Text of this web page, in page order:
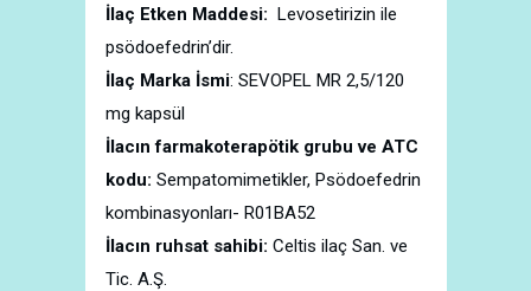
İlaç Etken Maddesi: Levosetirizin ile
psödoefedrin’dir.
İlaç Marka İsmi: SEVOPEL MR 2,5/120
mg kapsül
İlacın farmakoterapötik grubu ve ATC
kodu: Sempatomimetikler, Psödoefedrin
kombinasyonları- R01BA52
İlacın ruhsat sahibi: Celtis ilaç San. ve
Tic. A.Ş.